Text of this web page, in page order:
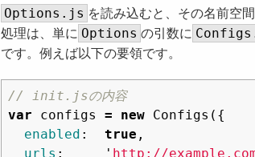
Options.js を読み込むと、その名前空
処理は、単に Options の引数に
です。例えば以下の要領です。
// init.jsの内容
var
configs = new Configs ({
enabled : true ,
urls : ' http://